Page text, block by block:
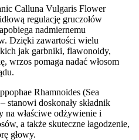
Calluna Vulgaris Flower
regulację gruczołów
nadmiernemu
Dzięki zawartości wielu
jak garbniki, flawonoidy,
wrzos pomaga nadać włosom
Rhamnoides (Sea
stanowi doskonały składnik
na właściwe odżywienie i
a także skuteczne łagodzenie,
głowy.